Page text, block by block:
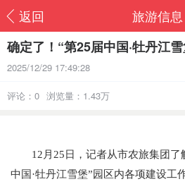
返回
旅游信息
确定了！“第25届中国·牡丹江
2025/12/29 17:49:28
评论：0 浏览量：1.43万
12月25日，记者从市农旅集团了
中国·牡丹江雪堡”园区内各项建设工